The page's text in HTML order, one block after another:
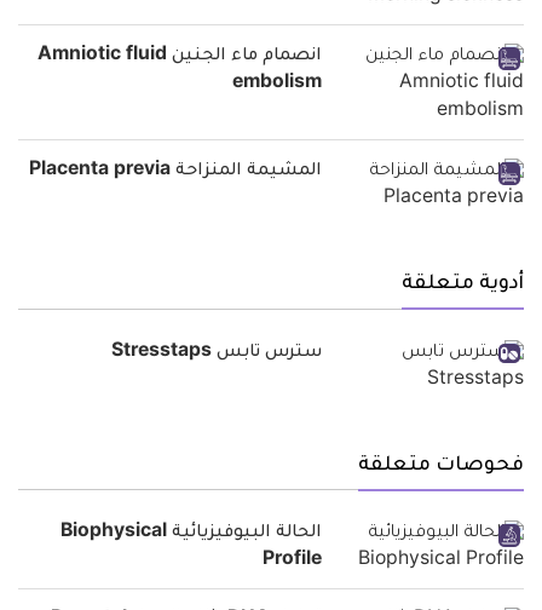
انصمام ماء الجنين Amniotic fluid
embolism
المشيمة المنزاحة Placenta previa
أدوية متعلقة
سترس تابس Stresstaps
فحوصات متعلقة
الحالة البيوفيزيائية Biophysical
Profile